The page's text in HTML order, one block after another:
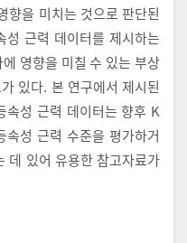
향을 미치는 것으로 판단된
성 근력 데이터를 제시하는
영향을 미칠 수 있는 부상
있다. 본 연구에서 제시된
속성 근력 데이터는 향후 K
속성 근력 수준을 평가하거
데 있어 유용한 참고자료가